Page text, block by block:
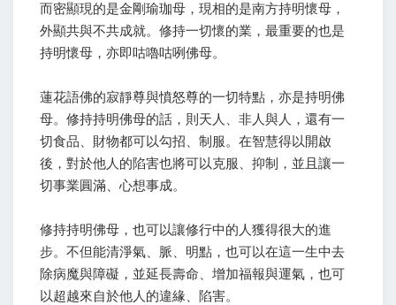
而密顯現的是金剛瑜珈母，現相的是南方持明懷母，
外顯共與不共成就。修持一切懷的業，最重要的也是
持明懷母，亦即咕嚕咕咧佛母。
蓮花語佛的寂靜尊與憤怒尊的一切特點，亦是持明佛
母。修持持明佛母的話，則天人、非人與人，還有一
切食品、財物都可以勾招、制服。在智慧得以開啟
後，對於他人的陷害也將可以克服、抑制，並且讓一
切事業圓滿、心想事成。
修持持明佛母，也可以讓修行中的人獲得很大的進
步。不但能清淨氣、脈、明點，也可以在這一生中去
除病魔與障礙，並延長壽命、增加福報與運氣，也可
以超越來自於他人的違緣、陷害。